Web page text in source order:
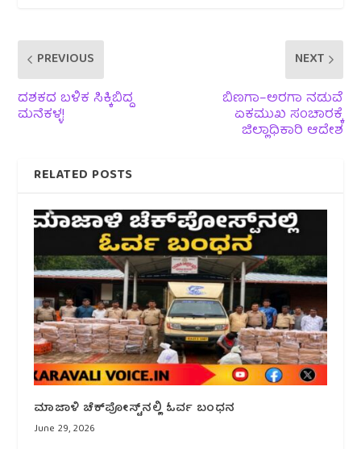
PREVIOUS
ದಶಕದ ಬಳಿಕ ಸಿಕ್ಕಿಬಿದ್ದ
ಮನೆಕಳ್ಳ!
NEXT
ಬಿಣಗಾ–ಅರಗಾ ನಡುವೆ
ಏಕಮುಖ ಸಂಚಾರಕ್ಕೆ
ಜಿಲ್ಲಾಧಿಕಾರಿ ಆದೇಶ
RELATED POSTS
ಮಾಜಾಳಿ ಚೆಕ್‌ಪೋಸ್ಟ್‌ನಲ್ಲಿ ಓರ್ವ ಬಂಧನ
June 29, 2026